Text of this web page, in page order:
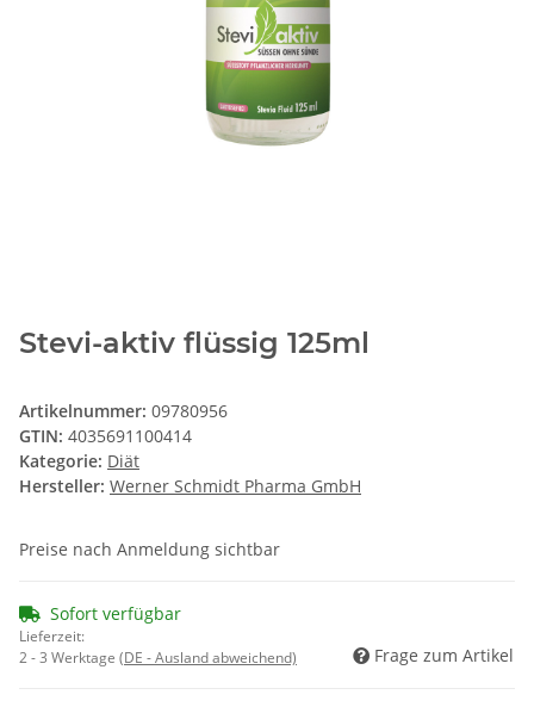
Stevi-aktiv flüssig 125ml
Artikelnummer: 09780956
GTIN: 4035691100414
Kategorie: Diät
Hersteller: Werner Schmidt Pharma GmbH
Preise nach Anmeldung sichtbar
Sofort verfügbar
Lieferzeit:
2 - 3 Werktage (DE - Ausland abweichend) Frage zum Artikel